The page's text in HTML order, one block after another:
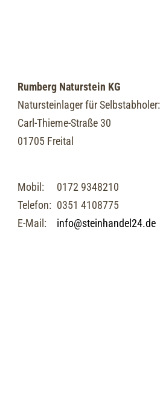
Rumberg Naturstein KG
Natursteinlager für Selbstabholer:
Carl-Thieme-Straße 30
01705 Freital
Mobil:
0172 9348210
Telefon: 0351 4108775
E-Mail:
info@steinhandel24.de